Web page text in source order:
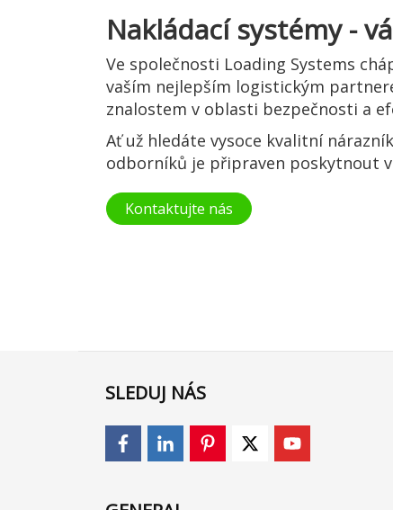
Nakládací systémy -
Ve společnosti Loading Systems
vaším nejlepším logistickým
znalostem v oblasti bezpečnosti a
Ať už hledáte vysoce kvalitní
odborníků je připraven poskytnout
Kontaktujte nás
SLEDUJ NÁS